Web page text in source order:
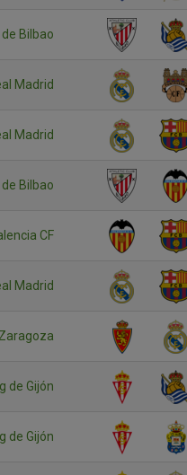
Bilbao
Madrid
Madrid
Bilbao
CF
Madrid
de Gijón
de Gijón